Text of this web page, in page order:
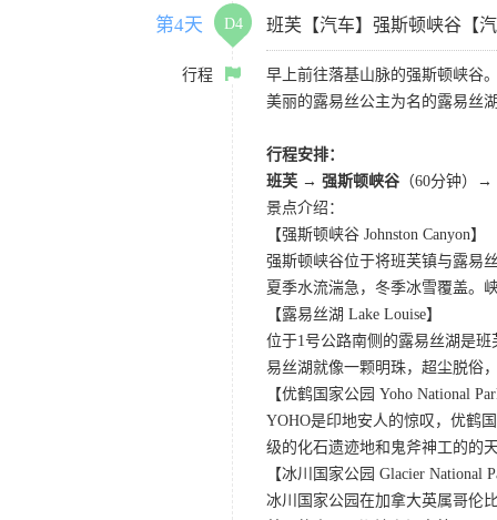
第4天 D4 班芙【汽车】强斯顿峡谷【
行程
早上前往落基山脉的强斯顿峡谷
美丽的露易丝公主为名的露易丝
行程安排：
班芙 → 强斯顿峡谷 （60分钟）→
景点介绍：
【强斯顿峡谷 Johnston Canyon】
强斯顿峡谷位于将班芙镇与露易
夏季水流湍急，冬季冰雪覆盖。
【露易丝湖 Lake Louise】
位于1号公路南侧的露易丝湖是
易丝湖就像一颗明珠，超尘脱俗
【优鹤国家公园 Yoho National
YOHO是印地安人的惊叹，优鹤
级的化石遗迹地和鬼斧神工的的
【冰川国家公园 Glacier National
冰川国家公园在加拿大英属哥伦